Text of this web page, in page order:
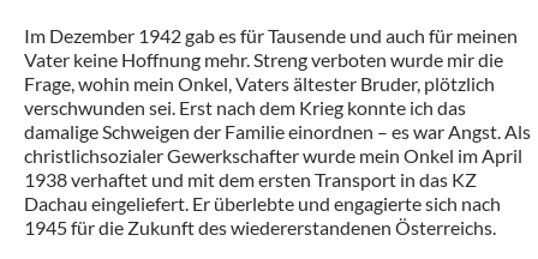
Im Dezember 1942 gab es für Tausende und auch für meinen
Vater keine Hoffnung mehr. Streng verboten wurde mir die
Frage, wohin mein Onkel, Vaters ältester Bruder, plötzlich
verschwunden sei. Erst nach dem Krieg konnte ich das
damalige Schweigen der Familie einordnen – es war Angst. Als
christlichsozialer Gewerkschafter wurde mein Onkel im April
1938 verhaftet und mit dem ersten Transport in das KZ
Dachau eingeliefert. Er überlebte und engagierte sich nach
1945 für die Zukunft des wiedererstandenen Österreichs.